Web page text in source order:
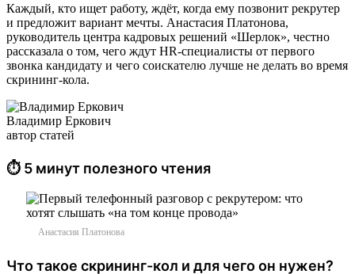
Каждый, кто ищет работу, ждёт, когда ему позвонит рекрутер
и предложит вариант мечты. Анастасия Платонова,
руководитель центра кадровых решений «Шерлок», честно
рассказала о том, чего ждут HR-специалисты от первого
звонка кандидату и чего соискателю лучше не делать во время
скрининг-кола.
Владимир Еркович
автор статей
⏱ 5 минут полезного чтения
Анастасия Платонова
Что такое скрининг-кол и для чего он нужен?